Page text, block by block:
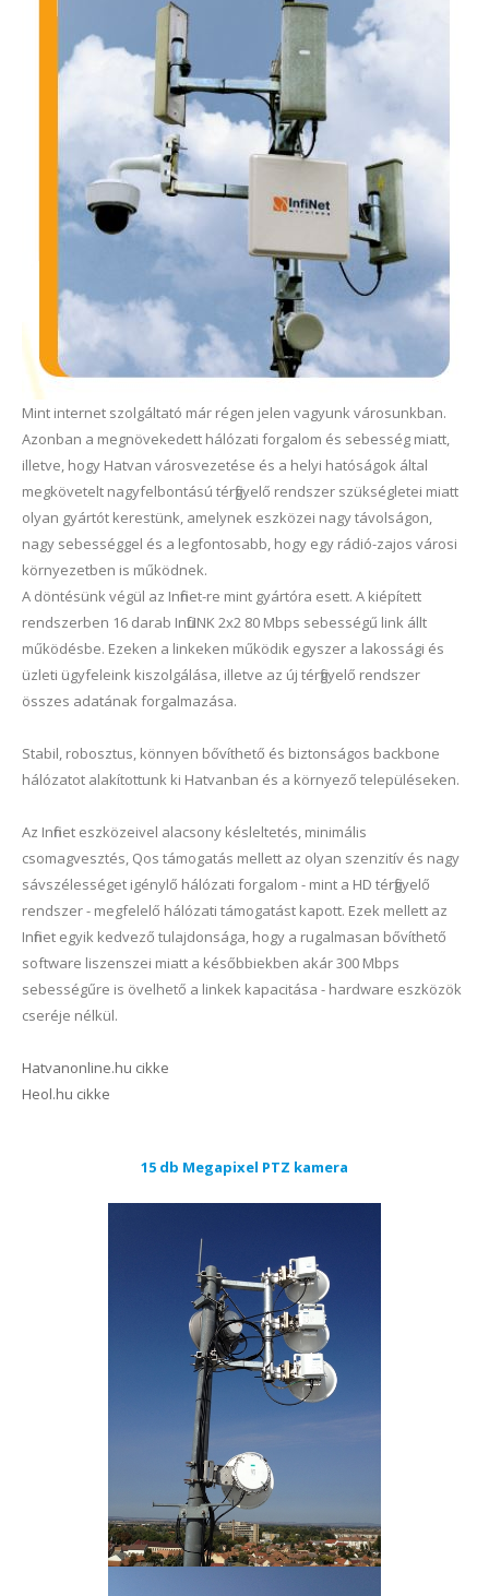
Mint internet szolgáltató már régen jelen vagyunk városunkban.
Azonban a megnövekedett hálózati forgalom és sebesség miatt,
illetve, hogy Hatvan városvezetése és a helyi hatóságok által
megkövetelt nagyfelbontású térfigyelő rendszer szükségletei miatt
olyan gyártót kerestünk, amelynek eszközei nagy távolságon,
nagy sebességgel és a legfontosabb, hogy egy rádió-zajos városi
környezetben is működnek.
A döntésünk végül az Infinet-re mint gyártóra esett. A kiépített
rendszerben 16 darab InfiLINK 2x2 80 Mbps sebességű link állt
működésbe. Ezeken a linkeken működik egyszer a lakossági és
üzleti ügyfeleink kiszolgálása, illetve az új térfigyelő rendszer
összes adatának forgalmazása.
Stabil, robosztus, könnyen bővíthető és biztonságos backbone
hálózatot alakítottunk ki Hatvanban és a környező településeken.
Az Infinet eszközeivel alacsony késleltetés, minimális
csomagvesztés, Qos támogatás mellett az olyan szenzitív és nagy
sávszélességet igénylő hálózati forgalom - mint a HD térfigyelő
rendszer - megfelelő hálózati támogatást kapott. Ezek mellett az
Infinet egyik kedvező tulajdonsága, hogy a rugalmasan bővíthető
software liszenszei miatt a későbbiekben akár 300 Mbps
sebességűre is övelhető a linkek kapacitása - hardware eszközök
cseréje nélkül.
Hatvanonline.hu cikke
Heol.hu cikke
15 db Megapixel PTZ kamera